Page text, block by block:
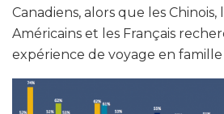
Canadiens, alors que les Chinois,
Américains et les Français
expérience de voyage en famille